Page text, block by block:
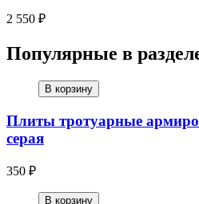
2 550 ₽
Популярные в
В корзину
Плиты тротуарные
серая
350 ₽
В корзину